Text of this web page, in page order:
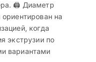
🖨️ Диаметр
на
когда
экструзии по
вариантами